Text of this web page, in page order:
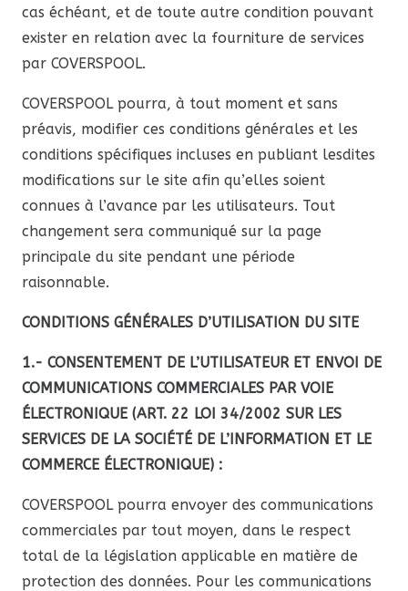
cas échéant, et de toute autre condition pouvant
exister en relation avec la fourniture de services
par COVERSPOOL.
COVERSPOOL pourra, à tout moment et sans
préavis, modifier ces conditions générales et les
conditions spécifiques incluses en publiant lesdites
modifications sur le site afin qu’elles soient
connues à l’avance par les utilisateurs. Tout
changement sera communiqué sur la page
principale du site pendant une période
raisonnable.
CONDITIONS GÉNÉRALES D’UTILISATION DU SITE
1.- CONSENTEMENT DE L’UTILISATEUR ET ENVOI DE
COMMUNICATIONS COMMERCIALES PAR VOIE
ÉLECTRONIQUE (ART. 22 LOI 34/2002 SUR LES
SERVICES DE LA SOCIÉTÉ DE L’INFORMATION ET LE
COMMERCE ÉLECTRONIQUE) :
COVERSPOOL pourra envoyer des communications
commerciales par tout moyen, dans le respect
total de la législation applicable en matière de
protection des données. Pour les communications